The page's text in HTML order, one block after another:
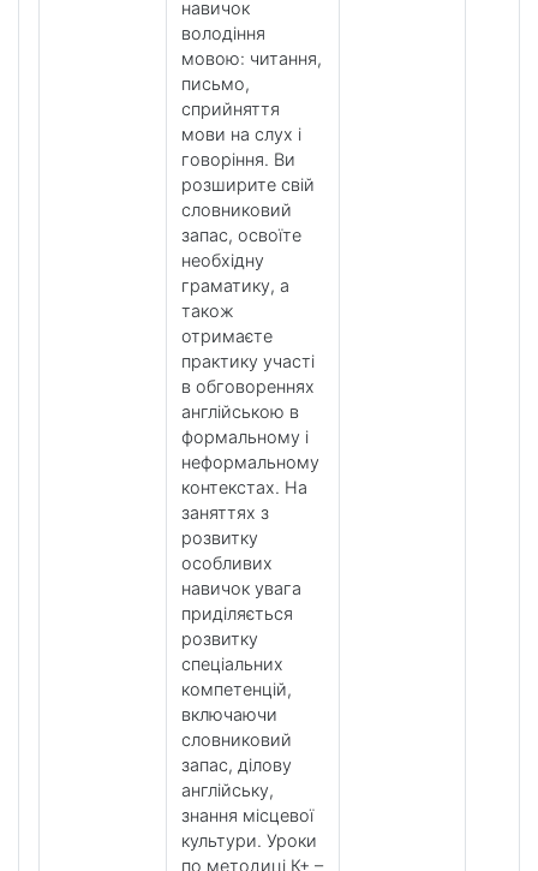
навичок
володіння
мовою: читання,
письмо,
сприйняття
мови на слух і
говоріння. Ви
розширите свій
словниковий
запас, освоїте
необхідну
граматику, а
також
отримаєте
практику участі
в обговореннях
англійською в
формальному і
неформальному
контекстах. На
заняттях з
розвитку
особливих
навичок увага
приділяється
розвитку
спеціальних
компетенцій,
включаючи
словниковий
запас, ділову
англійську,
знання місцевої
культури. Уроки
по методиці К+ –